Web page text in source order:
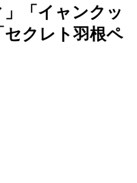
「イャンクッ
クレト羽根ペ